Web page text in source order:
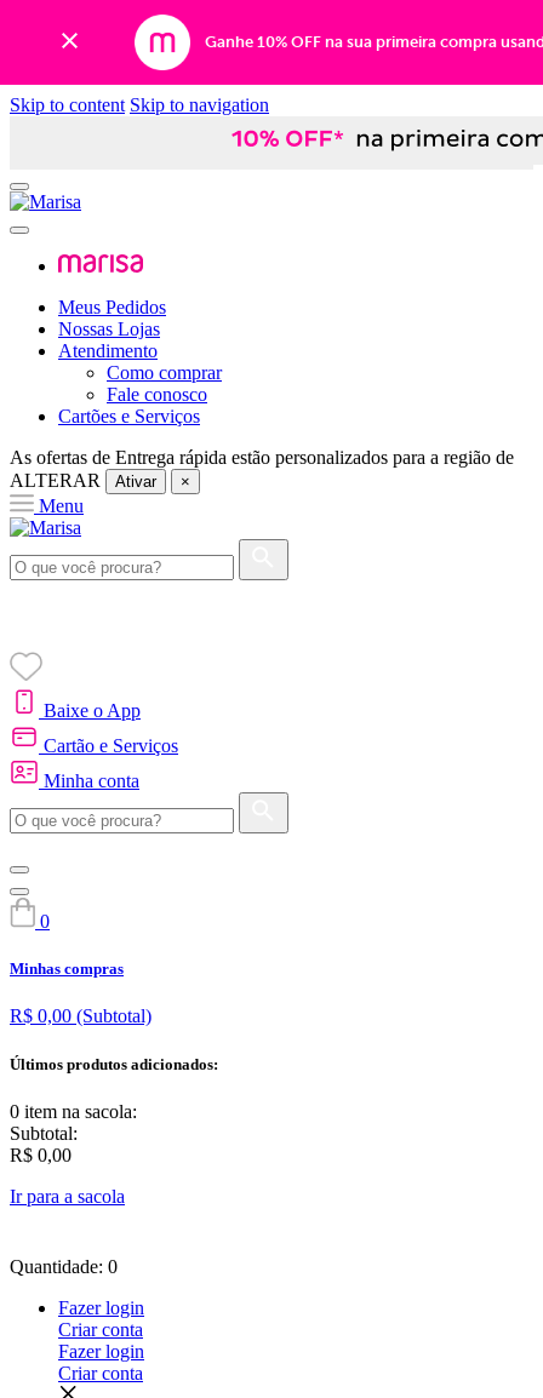
Ganhe 10% OFF na sua primeira compra
Skip to content Skip to navigation
Meus Pedidos
Nossas Lojas
Atendimento
Como comprar
Fale conosco
Cartões e Serviços
As ofertas de Entrega rápida estão personalizados para a região de
ALTERAR
Ativar ×
Menu
Baixe o App
Cartão e Serviços
Minha conta
0
Minhas compras
R$ 0,00 (Subtotal)
Últimos produtos adicionados:
0 item na sacola:
Subtotal:
R$ 0,00
Ir para a sacola
Quantidade: 0
Fazer login
Criar conta
Fazer login
Criar conta